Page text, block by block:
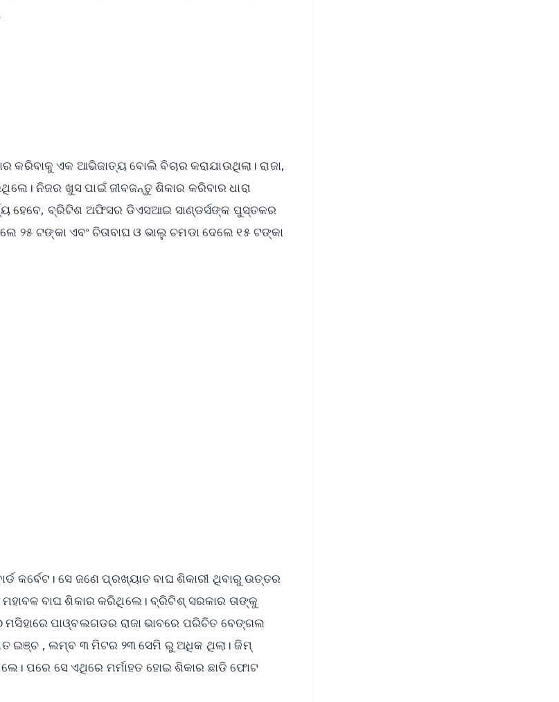
କରିବାକୁ ଏକ ଆଭିଜାତ୍ୟ ବୋଲି ବିଚାର କରାଯାଉଥିଲା। ରାଜା,
ନିଜର ଖୁସ ପାଇଁ ଜୀବଜନ୍ତୁ ଶିକାର କରିବାର ଧାରା
ହେବେ, ବ୍ରିଟିଶ ଅଫିସର ଡିଏସଆଇ ସାଣ୍ଡର୍ସଙ୍କ ପୁସ୍ତକର
ଟଙ୍କା ଏବଂ ଚିତାବାଘ ଓ ଭାଲୁ ଚମଡା ଦେଲେ ୧୫ ଟଙ୍କା
କର୍ବେଟ। ସେ ଜଣେ ପ୍ରଖ୍ୟାତ ବାଘ ଶିକାରୀ ଥିବାରୁ ଉତ୍ତର
ବାଘ ଶିକାର କରିଥିଲେ। ବ୍ରିଟିଶ୍‌ ସରକାର ତାଙ୍କୁ
ପାଓ୍ବଲଗଡର ରାଜା ଭାବରେ ପରିଚିତ ବେଙ୍ଗଲ
ଇଞ୍ଚ , ଲମ୍ବ ୩ ମିଟର ୨୩ ସେମି ରୁ ଅଧିକ ଥିଲା। ଜିମ୍
ପରେ ସେ ଏଥିରେ ମର୍ମାହତ ହୋଇ ଶିକାର ଛାଡି ଫୋଟ